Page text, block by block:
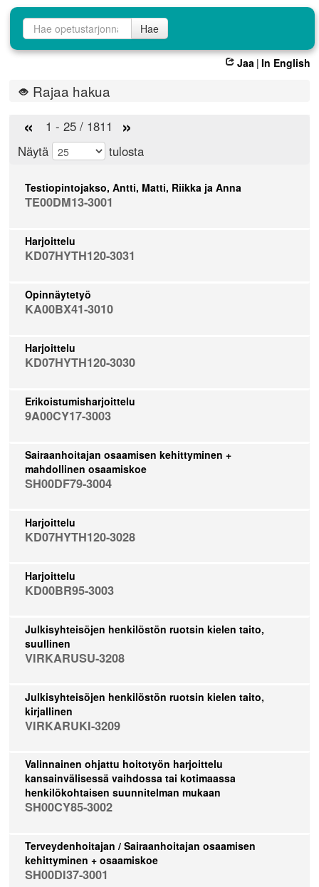
Opetustarjontahaku
Hae
Jaa | In English
Rajaa hakua
« 1 - 25 / 1811 »
Näytä tulosta
Testiopintojakso, Antti, Matti, Riikka ja Anna
TE00DM13-3001
Harjoittelu
KD07HYTH120-3031
Opinnäytetyö
KA00BX41-3010
Harjoittelu
KD07HYTH120-3030
Erikoistumisharjoittelu
9A00CY17-3003
Sairaanhoitajan osaamisen kehittyminen +
mahdollinen osaamiskoe
SH00DF79-3004
Harjoittelu
KD07HYTH120-3028
Harjoittelu
KD00BR95-3003
Julkisyhteisöjen henkilöstön ruotsin kielen taito,
suullinen
VIRKARUSU-3208
Julkisyhteisöjen henkilöstön ruotsin kielen taito,
kirjallinen
VIRKARUKI-3209
Valinnainen ohjattu hoitotyön harjoittelu
kansainvälisessä vaihdossa tai kotimaassa
henkilökohtaisen suunnitelman mukaan
SH00CY85-3002
Terveydenhoitajan / Sairaanhoitajan osaamisen
kehittyminen + osaamiskoe
SH00DI37-3001